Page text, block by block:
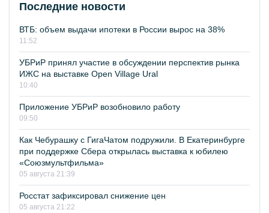
Последние новости
ВТБ: объем выдачи ипотеки в России вырос на 38%
11:52
УБРиР принял участие в обсуждении перспектив рынка
ИЖС на выставке Open Village Ural
10:40
Приложение УБРиР возобновило работу
09:50
Как Чебурашку с ГигаЧатом подружили. В Екатеринбурге
при поддержке Сбера открылась выставка к юбилею
«Союзмультфильма»
05 августа 21:39
Росстат зафиксировал снижение цен
05 августа 21:22